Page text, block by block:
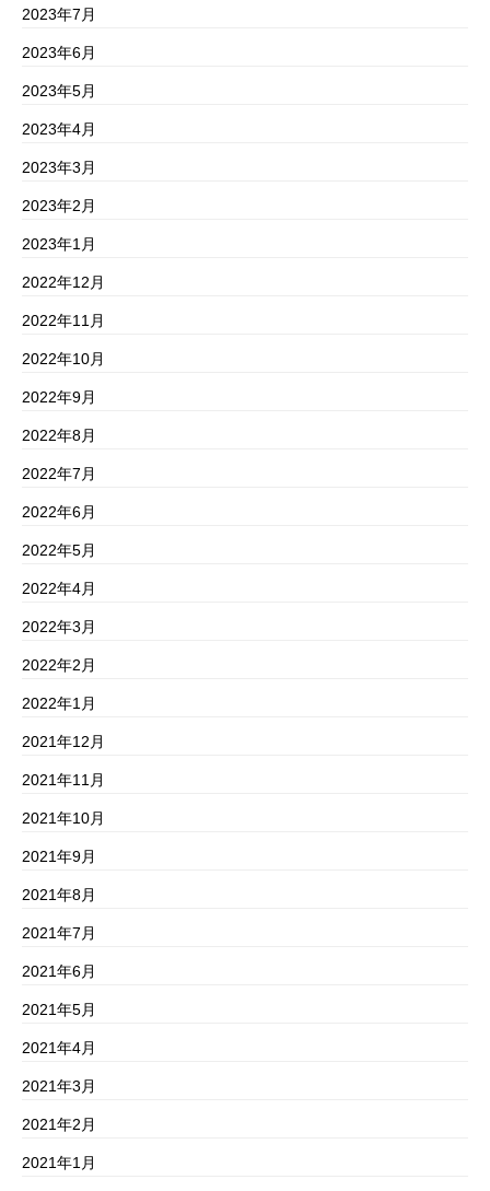
2023年7月
2023年6月
2023年5月
2023年4月
2023年3月
2023年2月
2023年1月
2022年12月
2022年11月
2022年10月
2022年9月
2022年8月
2022年7月
2022年6月
2022年5月
2022年4月
2022年3月
2022年2月
2022年1月
2021年12月
2021年11月
2021年10月
2021年9月
2021年8月
2021年7月
2021年6月
2021年5月
2021年4月
2021年3月
2021年2月
2021年1月